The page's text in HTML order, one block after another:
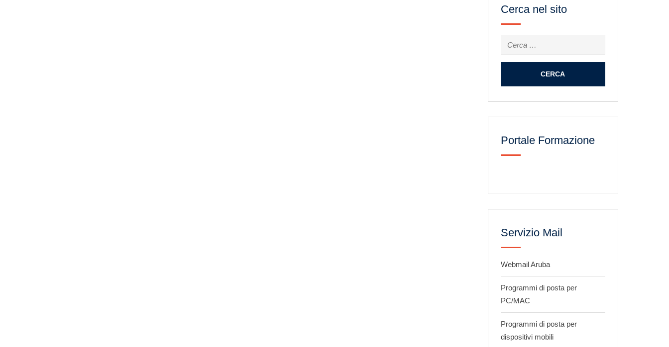
Cerca nel sito
Ricerca
per:
Portale Formazione
Servizio Mail
Webmail Aruba
Programmi di posta per
PC/MAC
Programmi di posta per
dispositivi mobili